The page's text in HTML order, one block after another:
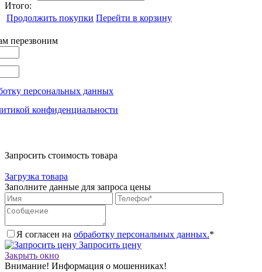
Итого:
Продолжить покупки Перейти в корзину
перезвоним
персональных данных
конфиденциальности
Запросить стоимость товара
Загрузка товара
Заполните данные для запроса цены
Я согласен на обработку персональных данных.*
Запросить цену
Закрыть окно
Внимание! Информация о мошенниках!